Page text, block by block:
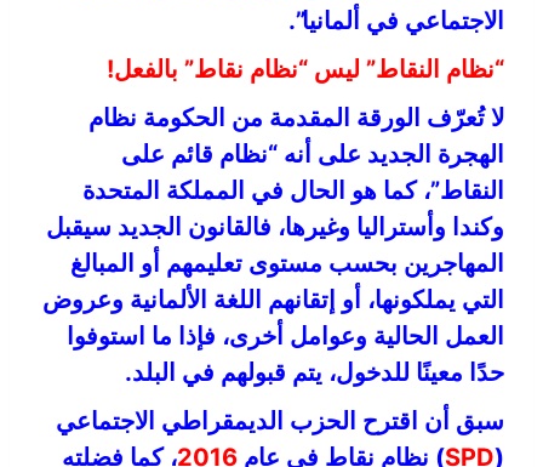
الاجتماعي في ألمانيا”.
“نظام النقاط” ليس “نظام نقاط” بالفعل!
لا تُعرّف الورقة المقدمة من الحكومة نظام
الهجرة الجديد على أنه “نظام قائم على
النقاط”، كما هو الحال في المملكة المتحدة
وكندا وأستراليا وغيرها، فالقانون الجديد سيقبل
المهاجرين بحسب مستوى تعليمهم أو المبالغ
التي يملكونها، أو إتقانهم اللغة الألمانية وعروض
العمل الحالية وعوامل أخرى، فإذا ما استوفوا
حدًا معينًا للدخول، يتم قبولهم في البلد.
سبق أن اقترح الحزب الديمقراطي الاجتماعي
(
SPD) نظام نقاط في عام 2016، كما فضلته